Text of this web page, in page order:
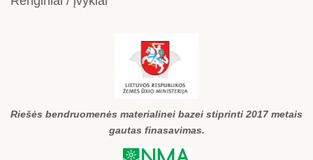
Riešės bendruomenės materialinei bazei stiprinti 2017 metais
gautas finasavimas.